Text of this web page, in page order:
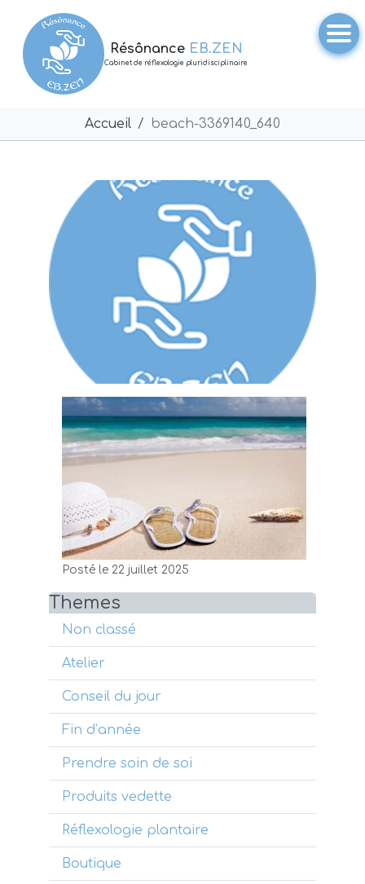
Résônance EB.ZEN
Cabinet de réflexologie pluridisciplinaire
Accueil beach-3369140_640
Themes
Non classé
Atelier
Conseil du jour
Fin d’année
Prendre soin de soi
Produits vedette
Réflexologie plantaire
Boutique
Posté le 22 juillet 2025